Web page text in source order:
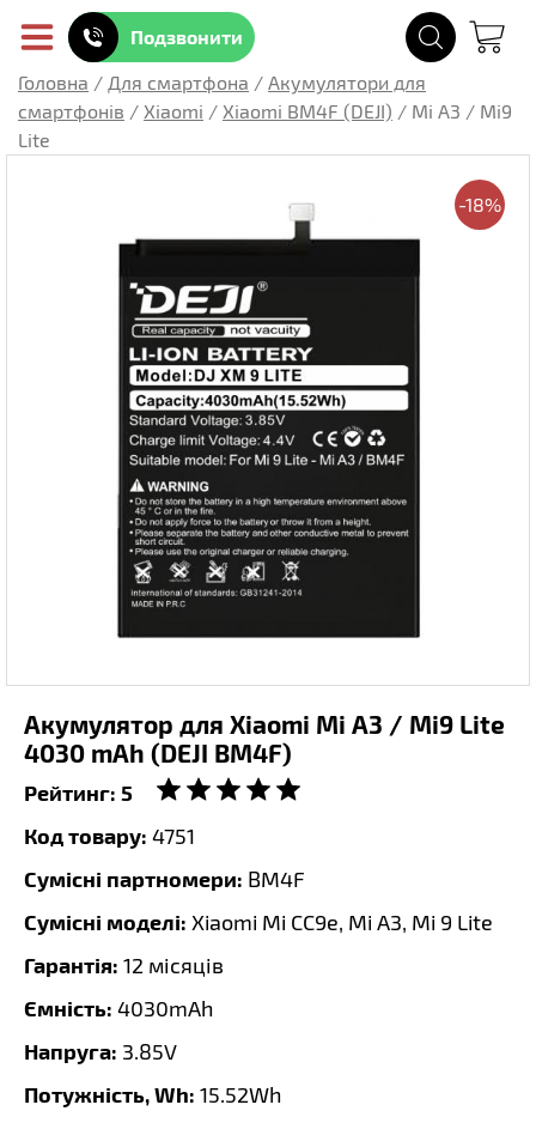
Подзвонити
Головна / Для смартфона / Акумулятори для
смартфонів / Xiaomi / Xiaomi BM4F (DEJI) / Mi A3 / Mi9
Lite
-18%
Акумулятор для Xiaomi Mi A3 / Mi9 Lite
4030 mAh (DEJI BM4F)
Рейтинг: 5
Код товару: 4751
Сумісні партномери: BM4F
Сумісні моделі: Xiaomi Mi CC9e, Mi A3, Mi 9 Lite
Гарантія: 12 місяців
Ємність: 4030mAh
Напруга: 3.85V
Потужність, Wh: 15.52Wh